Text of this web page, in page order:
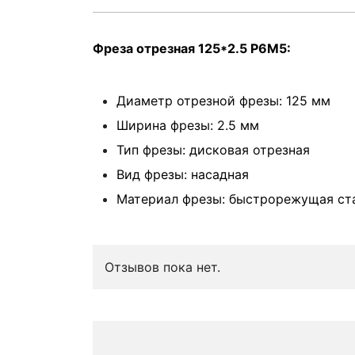
Фреза отрезная 125*2.5 Р6М5:
Диаметр отрезной фрезы: 125 мм
Ширина фрезы: 2.5 мм
Тип фрезы: дисковая отрезная
Вид фрезы: насадная
Материал фрезы: быстрорежущая
Отзывов пока нет.